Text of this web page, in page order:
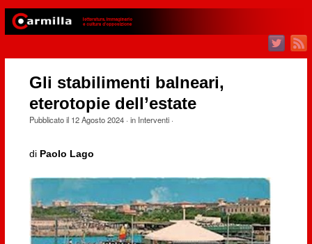
Gli stabilimenti balneari,
eterotopie dell’estate
Pubblicato il 12 Agosto 2024· in Interventi·
di Paolo Lago